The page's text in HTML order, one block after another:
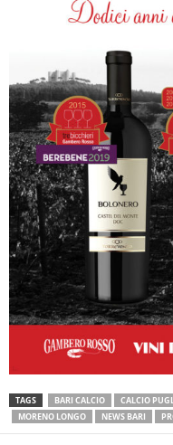
TAGS BARI CALCIO CALCIO
MORENO LONGO
NEWS BARI